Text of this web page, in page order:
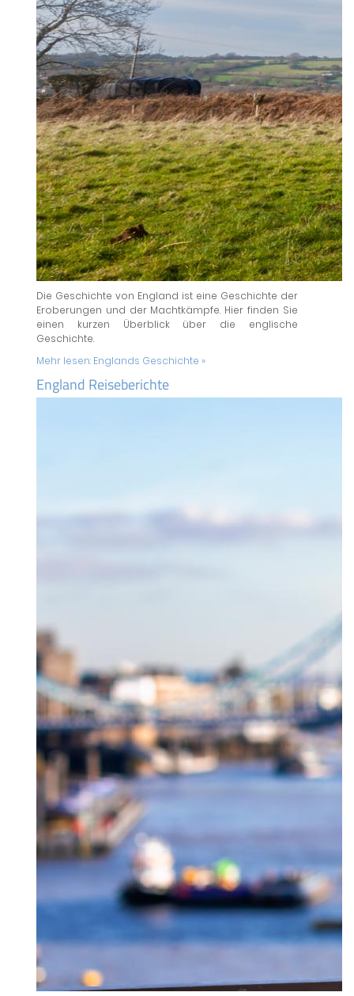
Die Geschichte von England ist eine Geschichte der
Eroberungen und der Machtkämpfe. Hier finden Sie
einen kurzen Überblick über die englische
Geschichte.
Mehr lesen: Englands Geschichte »
England Reiseberichte